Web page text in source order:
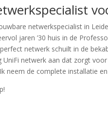
netwerkspecialist in
jaren ’30 huis in de
netwerk schuilt in de
UniFi netwerk aan dat zorgt
neem de complete installatie